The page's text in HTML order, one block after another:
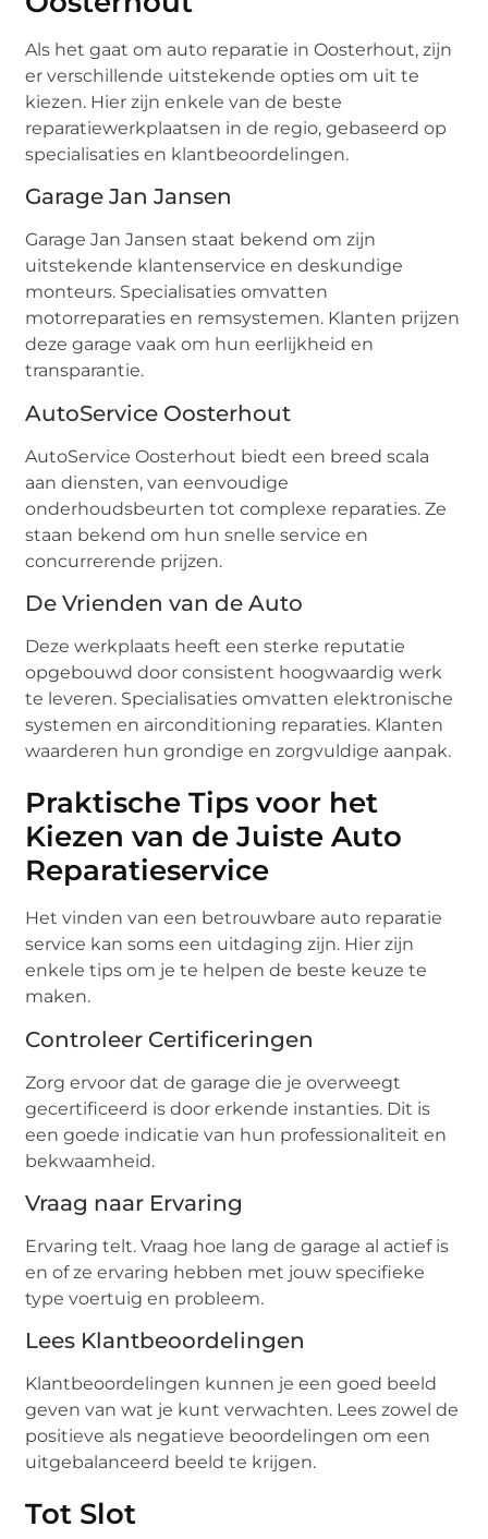
Als het gaat om auto reparatie in Oosterhout, zijn
er verschillende uitstekende opties om uit te
kiezen. Hier zijn enkele van de beste
reparatiewerkplaatsen in de regio, gebaseerd op
specialisaties en klantbeoordelingen.
Garage Jan Jansen
Garage Jan Jansen staat bekend om zijn
uitstekende klantenservice en deskundige
monteurs. Specialisaties omvatten
motorreparaties en remsystemen. Klanten prijzen
deze garage vaak om hun eerlijkheid en
transparantie.
AutoService Oosterhout
AutoService Oosterhout biedt een breed scala
aan diensten, van eenvoudige
onderhoudsbeurten tot complexe reparaties. Ze
staan bekend om hun snelle service en
concurrerende prijzen.
De Vrienden van de Auto
Deze werkplaats heeft een sterke reputatie
opgebouwd door consistent hoogwaardig werk
te leveren. Specialisaties omvatten elektronische
systemen en airconditioning reparaties. Klanten
waarderen hun grondige en zorgvuldige aanpak.
Praktische Tips voor het
Kiezen van de Juiste Auto
Reparatieservice
Het vinden van een betrouwbare auto reparatie
service kan soms een uitdaging zijn. Hier zijn
enkele tips om je te helpen de beste keuze te
maken.
Controleer Certificeringen
Zorg ervoor dat de garage die je overweegt
gecertificeerd is door erkende instanties. Dit is
een goede indicatie van hun professionaliteit en
bekwaamheid.
Vraag naar Ervaring
Ervaring telt. Vraag hoe lang de garage al actief is
en of ze ervaring hebben met jouw specifieke
type voertuig en probleem.
Lees Klantbeoordelingen
Klantbeoordelingen kunnen je een goed beeld
geven van wat je kunt verwachten. Lees zowel de
positieve als negatieve beoordelingen om een
uitgebalanceerd beeld te krijgen.
Tot Slot